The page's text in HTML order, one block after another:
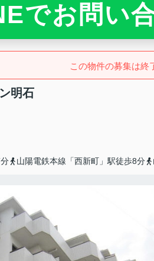
でお問い
この物件の募集は終
明石
山陽電鉄本線「西新町」駅徒歩8分